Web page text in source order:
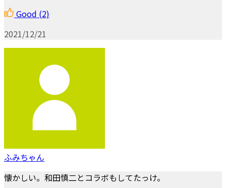
Good (2)
2021/12/21
ふみちゃん
懐かしい。和田慎二とコラボもしてたっけ。